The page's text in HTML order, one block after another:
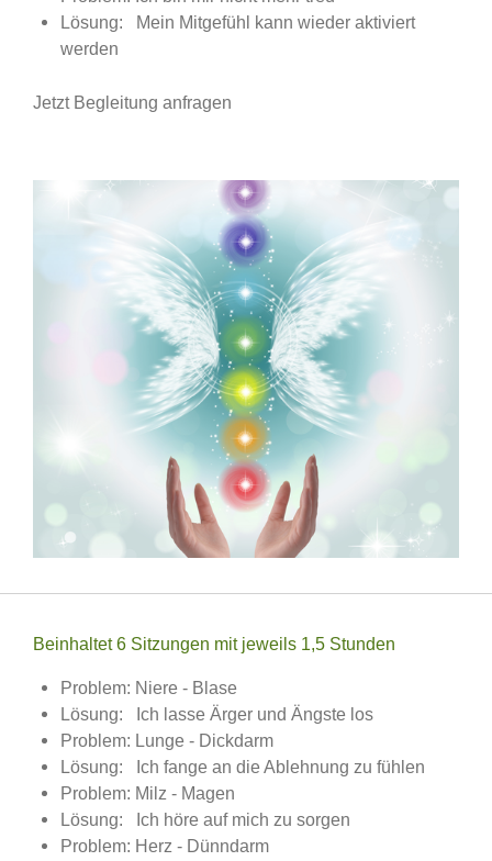
Lösung: Mein Mitgefühl kann wieder aktiviert
werden
Jetzt Begleitung anfragen
Beinhaltet 6 Sitzungen mit jeweils 1,5 Stunden
Problem: Niere - Blase
Lösung: Ich lasse Ärger und Ängste los
Problem: Lunge - Dickdarm
Lösung: Ich fange an die Ablehnung zu fühlen
Problem: Milz - Magen
Lösung: Ich höre auf mich zu sorgen
Problem: Herz - Dünndarm